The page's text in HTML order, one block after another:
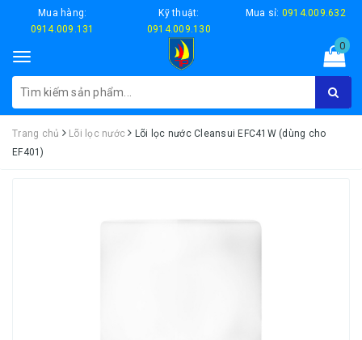
Mua hàng:
0914.009.131
Kỹ thuật:
0914.009.130
Mua sỉ: 0914.009.632
Toggle
navigation
0
Trang chủ Lõi lọc nước
Lõi lọc nước Cleansui EFC41W (dùng cho
EF401)